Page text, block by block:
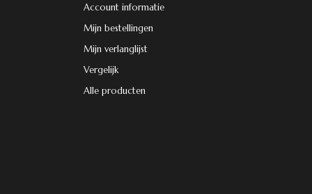
Account informatie
Mijn bestellingen
Mijn verlanglijst
Vergelijk
Alle producten